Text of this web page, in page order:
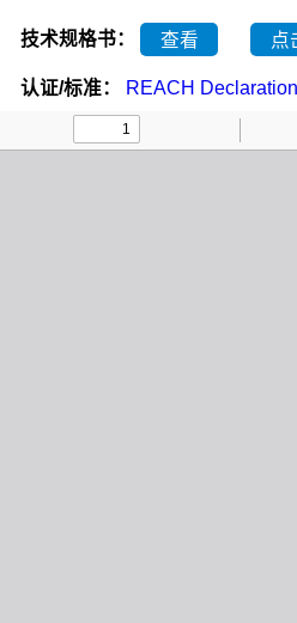
技术规格书： 查看 点
认证/标准： REACH Declaration